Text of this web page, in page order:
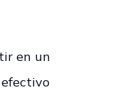
en un